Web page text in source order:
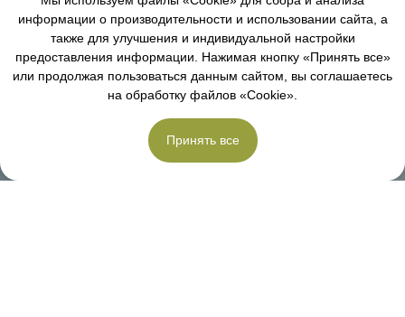
информации о производительности и использовании сайта, а
также для улучшения и индивидуальной настройки
предоставления информации. Нажимая кнопку «Принять все»
или продолжая пользоваться данным сайтом, вы соглашаетесь
на обработку файлов «Cookie».
Принять все